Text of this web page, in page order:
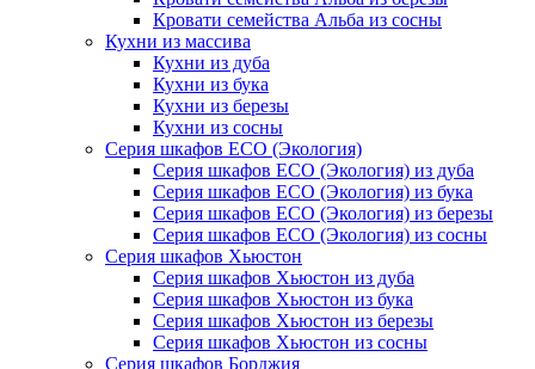
Кровати семейства Альба из сосны
Кухни из массива
Кухни из дуба
Кухни из бука
Кухни из березы
Кухни из сосны
Серия шкафов ECO (Экология)
Серия шкафов ECO (Экология) из дуба
Серия шкафов ECO (Экология) из бука
Серия шкафов ECO (Экология) из березы
Серия шкафов ECO (Экология) из сосны
Серия шкафов Хьюстон
Серия шкафов Хьюстон из дуба
Серия шкафов Хьюстон из бука
Серия шкафов Хьюстон из березы
Серия шкафов Хьюстон из сосны
Серия шкафов Борджия